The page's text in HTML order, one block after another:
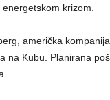
krizom.
američka
na Kubu. Planirana